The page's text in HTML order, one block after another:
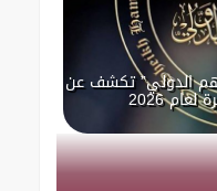
الدولي” تكشف عن
2026